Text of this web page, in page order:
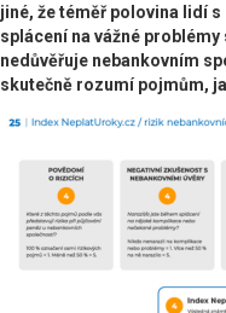
jiné, že téměř polovina lidí
splácení na vážné
nedůvěřuje nebankovním
skutečně rozumí pojmům,